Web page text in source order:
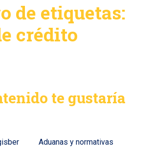
de etiquetas:
crédito
te gustaría
Aduanas y normativas